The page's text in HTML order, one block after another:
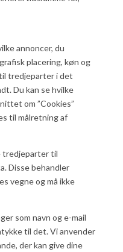
annoncer, du
placering, køn og
tredjeparter i det
Du kan se hvilke
om ”Cookies”
til målretning af
tredjeparter til
Disse behandler
vegne og må ikke
som navn og e-mail
til det. Vi anvender
der kan give dine